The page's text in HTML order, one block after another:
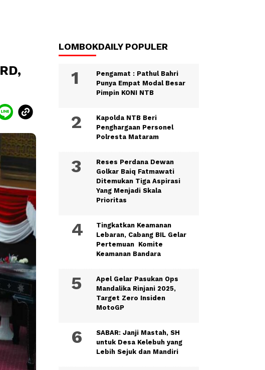
LOMBOKDAILY POPULER
Pengamat : Pathul Bahri
Punya Empat Modal Besar
Pimpin KONI NTB
Kapolda NTB Beri
Penghargaan Personel
Polresta Mataram
Reses Perdana Dewan
Golkar Baiq Fatmawati
Ditemukan Tiga Aspirasi
Yang Menjadi Skala
Prioritas
Tingkatkan Keamanan
Lebaran, Cabang BIL Gelar
Pertemuan Komite
Keamanan Bandara
Apel Gelar Pasukan Ops
Mandalika Rinjani 2025,
Target Zero Insiden
MotoGP
SABAR: Janji Mastah, SH
untuk Desa Kelebuh yang
Lebih Sejuk dan Mandiri